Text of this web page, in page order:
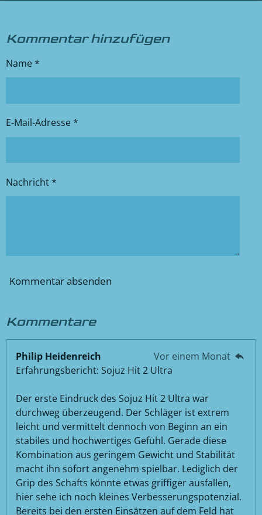
Kommentar hinzufügen
Name *
E-Mail-Adresse *
Nachricht *
Kommentar absenden
Kommentare
Philip Heidenreich
Vor einem Monat
Erfahrungsbericht: Sojuz Hit 2 Ultra
Der erste Eindruck des Sojuz Hit 2 Ultra war
durchweg überzeugend. Der Schläger ist extrem
leicht und vermittelt dennoch von Beginn an ein
stabiles und hochwertiges Gefühl. Gerade diese
Kombination aus geringem Gewicht und Stabilität
macht ihn sofort angenehm spielbar. Lediglich der
Grip des Schafts könnte etwas griffiger ausfallen,
hier sehe ich noch kleines Verbesserungspotenzial.
Bereits bei den ersten Einsätzen auf dem Feld hat